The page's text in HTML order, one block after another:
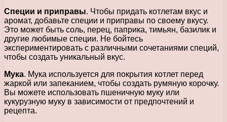
Специи и приправы. Чтобы придать котлетам вкус и
аромат, добавьте специи и приправы по своему вкусу.
Это может быть соль, перец, паприка, тимьян, базилик и
другие любимые специи. Не бойтесь
экспериментировать с различными сочетаниями специй,
чтобы создать уникальный вкус.
Мука. Мука используется для покрытия котлет перед
жаркой или запеканием, чтобы создать румяную корочку.
Вы можете использовать пшеничную муку или
кукурузную муку в зависимости от предпочтений и
рецепта.